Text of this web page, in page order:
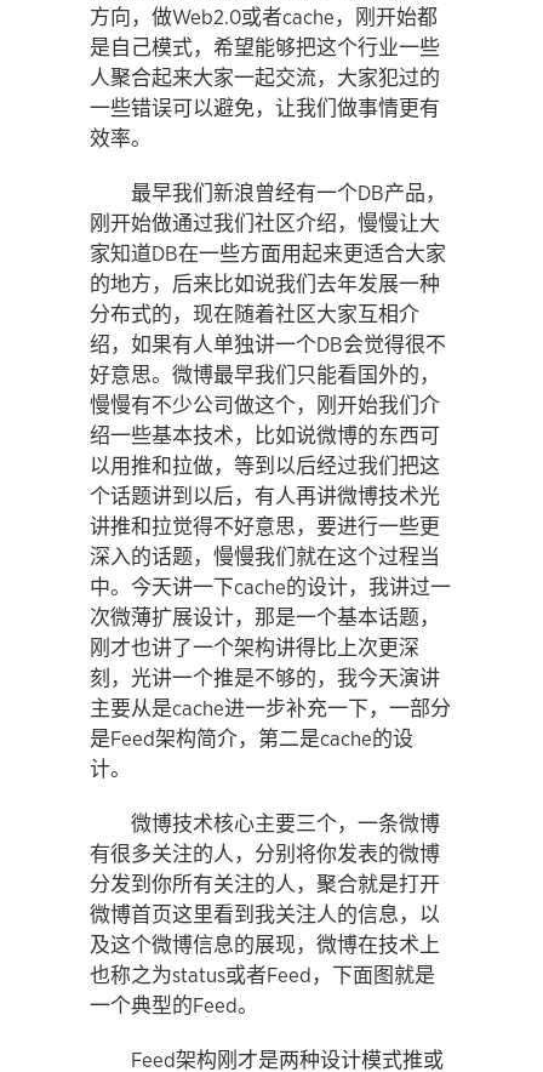
方向，做Web2.0或者cache，刚开始都
是自己模式，希望能够把这个行业一些
人聚合起来大家一起交流，大家犯过的
一些错误可以避免，让我们做事情更有
效率。
最早我们新浪曾经有一个DB产品，
刚开始做通过我们社区介绍，慢慢让大
家知道DB在一些方面用起来更适合大家
的地方，后来比如说我们去年发展一种
分布式的，现在随着社区大家互相介
绍，如果有人单独讲一个DB会觉得很不
好意思。微博最早我们只能看国外的，
慢慢有不少公司做这个，刚开始我们介
绍一些基本技术，比如说微博的东西可
以用推和拉做，等到以后经过我们把这
个话题讲到以后，有人再讲微博技术光
讲推和拉觉得不好意思，要进行一些更
深入的话题，慢慢我们就在这个过程当
中。今天讲一下cache的设计，我讲过一
次微薄扩展设计，那是一个基本话题，
刚才也讲了一个架构讲得比上次更深
刻，光讲一个推是不够的，我今天演讲
主要从是cache进一步补充一下，一部分
是Feed架构简介，第二是cache的设
计。
微博技术核心主要三个，一条微博
有很多关注的人，分别将你发表的微博
分发到你所有关注的人，聚合就是打开
微博首页这里看到我关注人的信息，以
及这个微博信息的展现，微博在技术上
也称之为status或者Feed，下面图就是
一个典型的Feed。
Feed架构刚才是两种设计模式推或